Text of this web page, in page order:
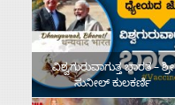
ವಿಶ್ವಗುರುವಾಗುತ್ತ ಭಾರತ – ಶ್ರೀ
ಸುನೀಲ್‌ ಕುಲಕರ್ಣಿ